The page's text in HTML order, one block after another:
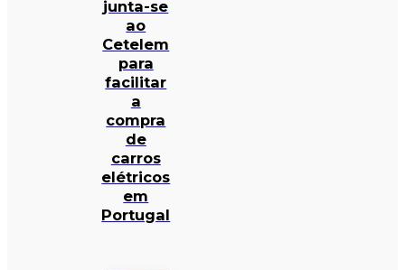
junta-se
ao
Cetelem
para
facilitar
a
compra
de
carros
elétricos
em
Portugal